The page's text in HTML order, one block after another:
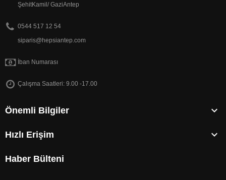
ŞehitKamil/ GaziAntep
0544 517 12 54
siparis@hepsiantep.com
İban Numarası
Çalışma Saatleri: 9.00 -17.00
Önemli Bilgiler 
Hızlı Erişim 
Haber Bülteni